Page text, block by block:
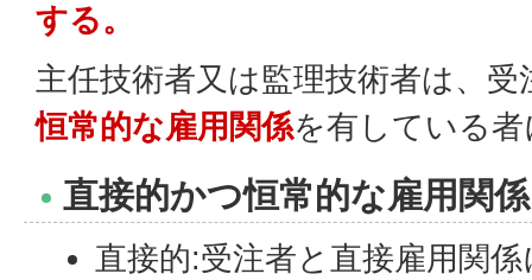
する。
主任技術者又は監理技術者は、受
恒常的な雇用関係を有している
直接的かつ恒常的な雇用関
直接的:受注者と直接雇用関